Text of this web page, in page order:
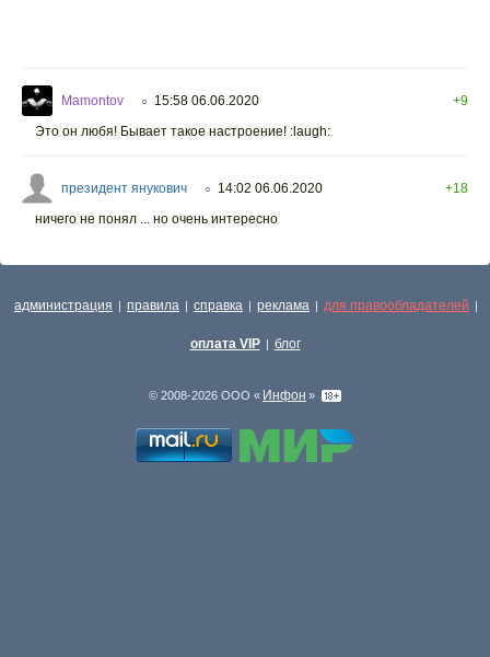
Mamontov ○ 15:58 06.06.2020
+9
Это он любя! Бывает такое настроение! :laugh:
президент янукович ○ 14:02 06.06.2020
+18
ничего не понял ... но очень интересно
администрация | правила | справка | реклама | для правообладателей |
оплата VIP | блог
© 2008-2026 ООО « Инфон »